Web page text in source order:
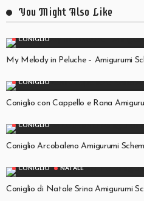
You Might Also Like
CONIGLIO
My Melody in Peluche – Amigurumi
CONIGLIO
Coniglio con Cappello e Rana
CONIGLIO
Coniglio Arcobaleno Amigurumi
CONIGLIO NATALE
Coniglio di Natale Srina Amigurumi